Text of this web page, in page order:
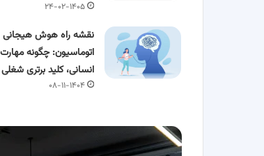
۲۴-۰۲-۱۴۰۵
نقشه راه هوش هیجانی
اتوماسیون: چگونه
انسانی، کلید برتری
۰۸-۱۱-۱۴۰۴